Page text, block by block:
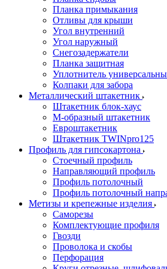
Планка примыкания
Отливы для крыши
Угол внутренний
Угол наружный
Снегозадержатели
Планка защитная
Уплотнитель
Колпаки для забора
Металлический штакетник
Штакетник блок-хаус
М-образный штакетник
Евроштакетник
Штакетник TWINpro125
Профиль для гипсокартона
Стоечный профиль
Направляющий профиль
Профиль потолочный
Профиль потолочный
Метизы и крепежные изделия
Саморезы
Комплектующие профиля
Гвозди
Проволока и скобы
Перфорация